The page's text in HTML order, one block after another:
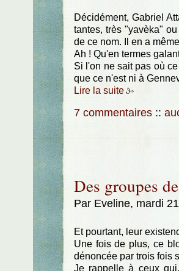
Décidément, Gabriel
tantes, très "yavèka"
de ce nom. Il en a
Ah ! Qu'en termes
Si l'on ne sait pas où
que ce n'est ni à
Lire la suite
7 commentaires ::
Des groupes
Par Eveline, mardi
Et pourtant, leur
Une fois de plus, ce
dénoncée par trois fois
Je rappelle à ceux